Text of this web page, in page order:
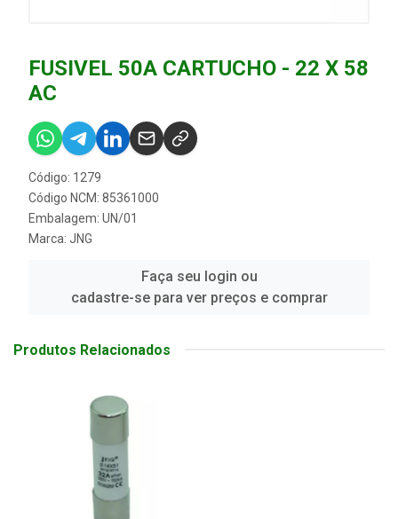
FUSIVEL 50A CARTUCHO - 22 X 58
AC
Código: 1279
Código NCM: 85361000
Embalagem: UN/01
Marca: JNG
Faça seu login ou
cadastre-se para ver preços e comprar
Produtos Relacionados